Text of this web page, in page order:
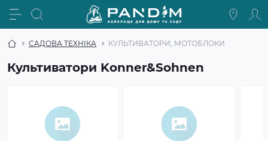
САДОВА ТЕХНІКА КУЛЬТИВАТОРИ, МОТОБЛОКИ
Культиватори Konner&Sohnen